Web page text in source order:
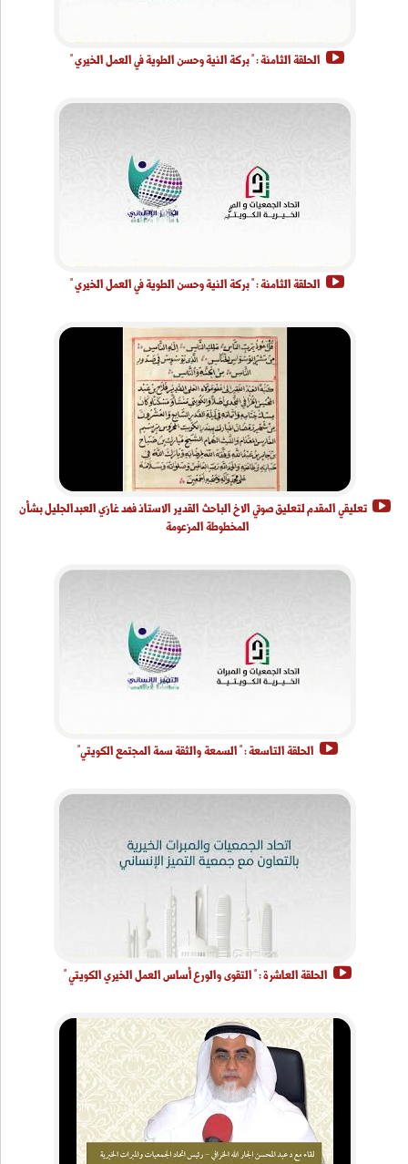
الحلقة الثامنة : " بركة النية وحسن الطوية في العمل الخيري "
الحلقة الثامنة : " بركة النية وحسن الطوية في العمل الخيري "
تعليقي المقدم لتعليق صوتي الاخ الباحث القدير الاستاذ فهد غازي العبدالجليل بشأن
المخطوطة المزعومة
الحلقة التاسعة : " السمعة والثقة سمة المجتمع الكويتي"
الحلقة العاشرة : " التقوى والورع أساس العمل الخيري الكويتي "